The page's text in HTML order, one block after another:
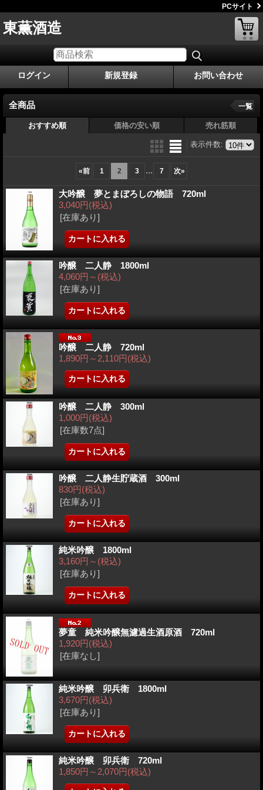
PCサイト
東薫酒造
ログイン 新規登録 お問い合わせ
全商品 一覧
おすすめ順 価格の安い順 売れ筋順
表示件数:
«前 1 2 3 ... 7 次»
大吟醸 夢とまぼろしの物語 720ml
3,040円(税込)
[在庫あり]
吟醸 二人静 1800ml
4,060円～ (税込)
[在庫あり]
吟醸 二人静 720ml
1,890円～2,110円(税込)
吟醸 二人静 300ml
1,000円(税込)
[在庫数7点]
吟醸 二人静生貯蔵酒 300ml
830円(税込)
[在庫あり]
純米吟醸 1800ml
3,160円～ (税込)
[在庫あり]
夢童 純米吟醸無濾過生酒原酒 720ml
1,920円(税込)
[在庫なし]
純米吟醸 卯兵衛 1800ml
3,670円(税込)
[在庫あり]
純米吟醸 卯兵衛 720ml
1,850円～2,070円(税込)